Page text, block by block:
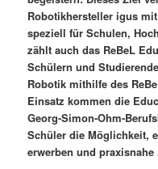
Robotikhersteller igus
speziell für Schulen,
zählt auch das ReBeL
Schülern und
Robotik mithilfe des
Einsatz kommen die
Georg-Simon-Ohm-
Schüler die Möglichkeit,
erwerben und